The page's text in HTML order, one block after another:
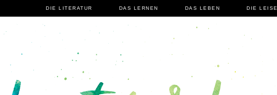
DIE LITERATUR DAS LERNEN DAS LEBEN DIE LEISE